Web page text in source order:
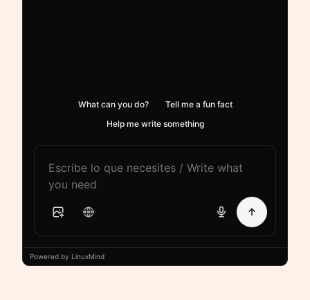
What can you do?
Tell me a fun fact
Help me write something
Powered by LinuxMind